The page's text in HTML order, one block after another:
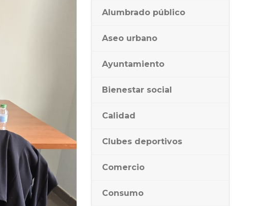
Alumbrado público
Aseo urbano
Ayuntamiento
Bienestar social
Calidad
Clubes deportivos
Comercio
Consumo